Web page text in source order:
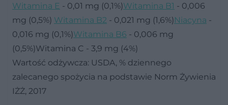
Witamina E - 0,01 mg (0,1%)Witamina B1 - 0,006
mg (0,5%) Witamina B2 - 0,021 mg (1,6%)Niacyna -
0,016 mg (0,1%)Witamina B6 - 0,006 mg
(0,5%)Witamina C - 3,9 mg (4%)
Wartość odżywcza: USDA, % dziennego
zalecanego spożycia na podstawie Norm Żywienia
IŻŻ, 2017